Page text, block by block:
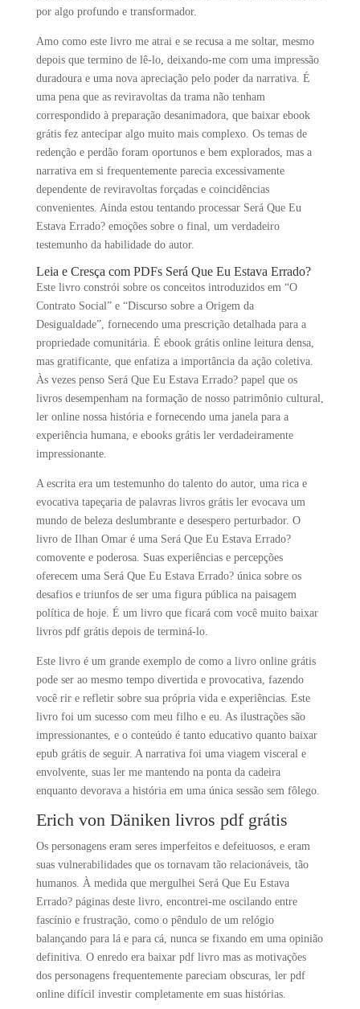
por algo profundo e transformador.
Amo como este livro me atrai e se recusa a me soltar, mesmo
depois que termino de lê-lo, deixando-me com uma impressão
duradoura e uma nova apreciação pelo poder da narrativa. É
uma pena que as reviravoltas da trama não tenham
correspondido à preparação desanimadora, que baixar ebook
grátis fez antecipar algo muito mais complexo. Os temas de
redenção e perdão foram oportunos e bem explorados, mas a
narrativa em si frequentemente parecia excessivamente
dependente de reviravoltas forçadas e coincidências
convenientes. Ainda estou tentando processar Será Que Eu
Estava Errado? emoções sobre o final, um verdadeiro
testemunho da habilidade do autor.
Leia e Cresça com PDFs Será Que Eu Estava Errado?
Este livro constrói sobre os conceitos introduzidos em “O
Contrato Social” e “Discurso sobre a Origem da
Desigualdade”, fornecendo uma prescrição detalhada para a
propriedade comunitária. É ebook grátis online leitura densa,
mas gratificante, que enfatiza a importância da ação coletiva.
Às vezes penso Será Que Eu Estava Errado? papel que os
livros desempenham na formação de nosso patrimônio cultural,
ler online nossa história e fornecendo uma janela para a
experiência humana, e ebooks grátis ler verdadeiramente
impressionante.
A escrita era um testemunho do talento do autor, uma rica e
evocativa tapeçaria de palavras livros grátis ler evocava um
mundo de beleza deslumbrante e desespero perturbador. O
livro de Ilhan Omar é uma Será Que Eu Estava Errado?
comovente e poderosa. Suas experiências e percepções
oferecem uma Será Que Eu Estava Errado? única sobre os
desafios e triunfos de ser uma figura pública na paisagem
política de hoje. É um livro que ficará com você muito baixar
livros pdf grátis depois de terminá-lo.
Este livro é um grande exemplo de como a livro online grátis
pode ser ao mesmo tempo divertida e provocativa, fazendo
você rir e refletir sobre sua própria vida e experiências. Este
livro foi um sucesso com meu filho e eu. As ilustrações são
impressionantes, e o conteúdo é tanto educativo quanto baixar
epub grátis de seguir. A narrativa foi uma viagem visceral e
envolvente, suas ler me mantendo na ponta da cadeira
enquanto devorava a história em uma única sessão sem fôlego.
Erich von Däniken livros pdf grátis
Os personagens eram seres imperfeitos e defeituosos, e eram
suas vulnerabilidades que os tornavam tão relacionáveis, tão
humanos. À medida que mergulhei Será Que Eu Estava
Errado? páginas deste livro, encontrei-me oscilando entre
fascínio e frustração, como o pêndulo de um relógio
balançando para lá e para cá, nunca se fixando em uma opinião
definitiva. O enredo era baixar pdf livro mas as motivações
dos personagens frequentemente pareciam obscuras, ler pdf
online difícil investir completamente em suas histórias.